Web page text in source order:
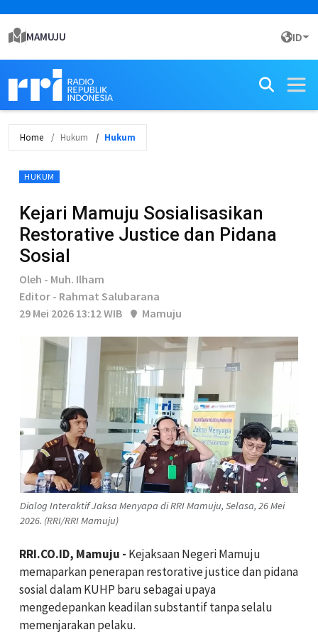
MAMUJU ID
Home Hukum Hukum
HUKUM
Kejari Mamuju Sosialisasikan
Restorative Justice dan Pidana
Sosial
Oleh - Muh. Ilham
Editor - Rahmat Salubarana
29 Mei 2026 13:12 WIB
Mamuju
Dialog Interaktif Jaksa Menyapa di RRI Mamuju, Selasa, 26 Mei
2026. (RRI/RRI Mamuju)
RRI.CO.ID, Mamuju - Kejaksaan Negeri Mamuju
memaparkan penerapan restorative justice dan pidana
sosial dalam KUHP baru sebagai upaya
mengedepankan keadilan substantif tanpa selalu
memenjarakan pelaku.